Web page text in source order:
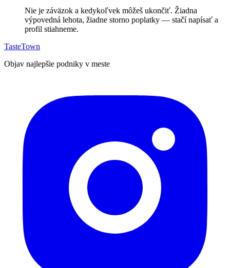
Nie je záväzok a kedykoľvek môžeš ukončiť. Žiadna
výpovedná lehota, žiadne storno poplatky — stačí napísať a
profil stiahneme.
TasteTown
Objav najlepšie podniky v meste